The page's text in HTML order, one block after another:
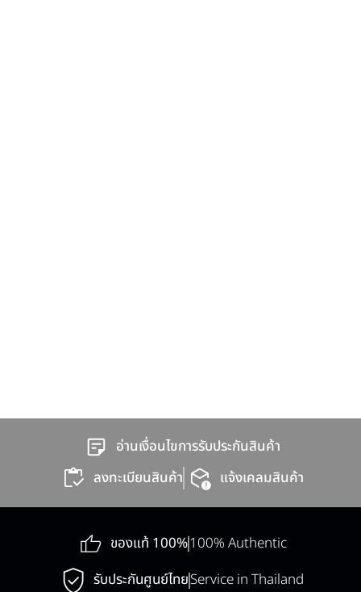
อ่านเงื่อนไขการรับประกันสินค้า
ลงทะเบียนสินค้า
แจ้งเคลมสินค้า
ของแท้ 100%100% Authentic
รับประกันศูนย์ไทยService in Thailand